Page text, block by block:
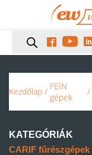
  
Kezdőlap / FEIN
gépek
/
KATEGÓRIÁK
CARIF fűrészgépek